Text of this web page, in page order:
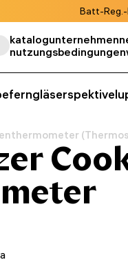
Batt-
katalogunternehmen
nutzungsbedingungen
ferngläserspektive